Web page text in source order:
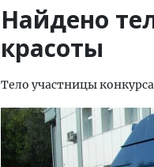
Найдено
красоты
Тело участницы